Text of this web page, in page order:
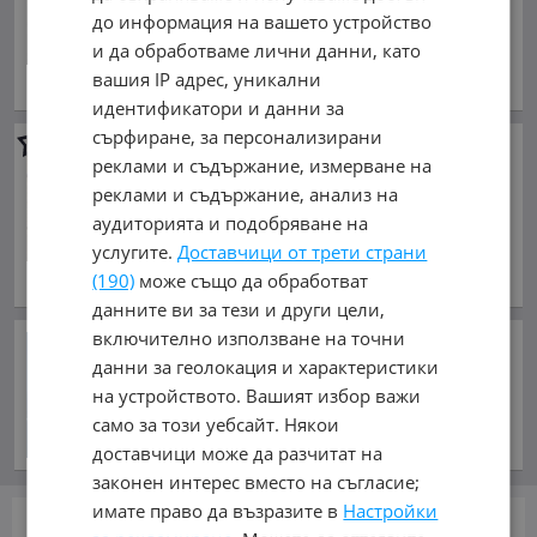
528.07 лв.
225/50R18, Сезонност: Летни, Брой
обл. Силистра, гр. Дулово
Джанти за Renault Laguna
120 €
234.70 лв.
Диаметър в инча: 17, Материал:
алуминиеви, Болтове: 5, Брой : 4
обл. Силистра, гр. Дулово
Отново напрежение в
Ормузкия проток. Капитан
на танкер съобщил за
взривове в района
преди 26 минути
стр.
до информация на вашето устройство
и да обработваме лични данни, като
вашия IP адрес, уникални
идентификатори и данни за
сърфиране, за персонализирани
реклами и съдържание, измерване на
реклами и съдържание, анализ на
аудиторията и подобряване на
услугите.Доставчици от трети страни
(190) може също да обработват
данните ви за тези и други цели,
включително използване на точни
данни за геолокация и характеристики
на устройството. Вашият избор важи
само за този уебсайт. Някои
доставчици може да разчитат на
законен интерес вместо на съгласие;
имате право да възразите в Настройки